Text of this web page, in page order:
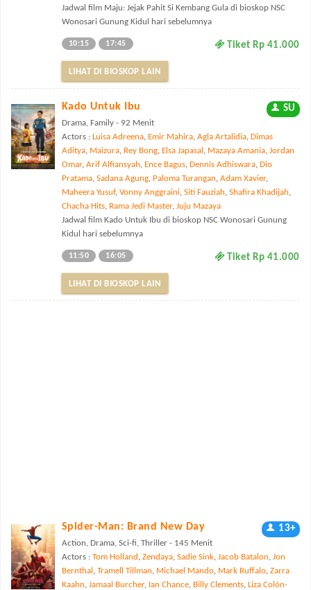
Jadwal film Maju: Jejak Pahit Si Kembang Gula di bioskop NSC
Wonosari Gunung Kidul hari sebelumnya
Tiket Rp 41.000
10:15 17:45
LIHAT DI BIOSKOP LAIN
Kado Untuk Ibu SU
Drama, Family - 92 Menit
Actors : Luisa Adreena, Emir Mahira, Agla Artalidia, Dimas
Aditya, Maizura, Rey Bong, Elsa Japasal , Mazaya Amania, Jordan
Omar, Arif Alfiansyah, Ence Bagus, Dennis Adhiswara, Dio
Pratama, Sadana Agung, Paloma Turangan, Adam Xavier,
Maheera Yusuf, Vonny Anggraini, Siti Fauziah, Shafira Khadijah,
Chacha Hits, Rama Jedi Master, Juju Mazaya
Jadwal film Kado Untuk Ibu di bioskop NSC Wonosari Gunung
Kidul hari sebelumnya
Tiket Rp 41.000
11:50 16:05
LIHAT DI BIOSKOP LAIN
Spider-Man: Brand New Day 13+
Action, Drama, Sci-fi, Thriller - 145 Menit
Actors : Tom Holland , Zendaya, Sadie Sink, Jacob Batalon, Jon
Bernthal , Tramell Tillman, Michael Mando, Mark Ruffalo, Zarra
Kaahn, Jamaal Burcher, Ian Chance, Billy Clements, Liza Colón-